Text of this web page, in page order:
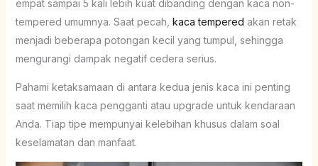
empat sampai 5 kali lebih kuat dibanding dengan kaca non-
tempered umumnya. Saat pecah, kaca tempered akan retak
menjadi beberapa potongan kecil yang tumpul, sehingga
mengurangi dampak negatif cedera serius.
Pahami ketaksamaan di antara kedua jenis kaca ini penting
saat memilih kaca pengganti atau upgrade untuk kendaraan
Anda. Tiap tipe mempunyai kelebihan khusus dalam soal
keselamatan dan manfaat.